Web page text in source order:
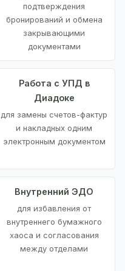
подтверждения
бронирований и обмена
закрывающими
документами
Работа с УПД в
Диадоке
для замены счетов-фактур
и накладных одним
электронным документом
Внутренний ЭДО
для избавления от
внутреннего бумажного
хаоса и согласования
между отделами